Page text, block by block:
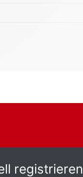
registrieren